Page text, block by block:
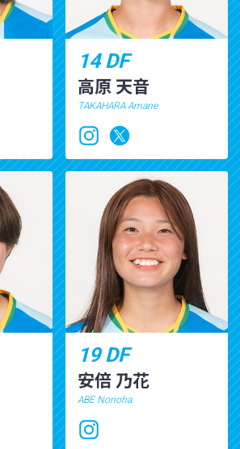
14 DF
高原 天音
TAKAHARA Amane
19 DF
安倍 乃花
ABE Nonoha